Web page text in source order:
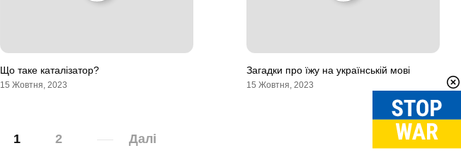
Що таке каталізатор?
15 Жовтня, 2023
Загадки про їжу на українській мові
15 Жовтня, 2023
1 2 Далі